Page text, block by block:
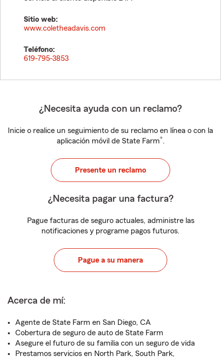
Sitio web:
www.coletheadavis.com
Teléfono:
619-795-3853
¿Necesita ayuda con un reclamo?
Inicie o realice un seguimiento de su reclamo en línea o con la
aplicación móvil de State Farm®.
Presente un reclamo
¿Necesita pagar una factura?
Pague facturas de seguro actuales, administre las
notificaciones y programe pagos futuros.
Pague a su manera
Acerca de mí:
Agente de State Farm en San Diego, CA
Cobertura de seguro de auto de State Farm
Asegure el futuro de su familia con un seguro de vida
Prestamos servicios en North Park, South Park,